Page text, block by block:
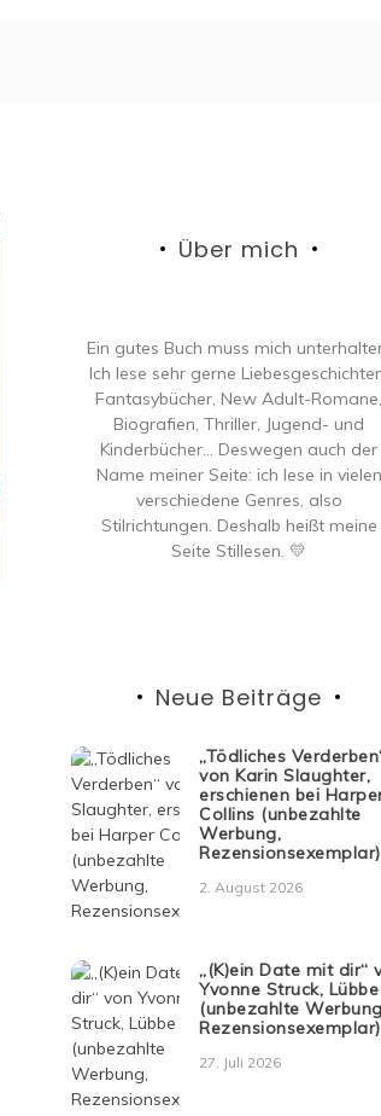
Über mich
Ein gutes Buch muss mich
Ich lese sehr gerne
Fantasybücher, New Adult-Romane,
Biografien, Thriller, Jugend- und
Kinderbücher… Deswegen auch der
Name meiner Seite: ich lese in vielen
verschiedene Genres, also
Stilrichtungen. Deshalb heißt meine
Seite Stillesen. 💛
Neue Beiträge
„Tödliches
von Karin Slaughter,
erschienen bei
Collins (unbezahlte
Werbung,
Rezensionsexemplar)
2. August 2026
„(K)ein Date mit dir“
Yvonne Struck, Lübbe
(unbezahlte
Rezensionsexemplar)
27. Juli 2026